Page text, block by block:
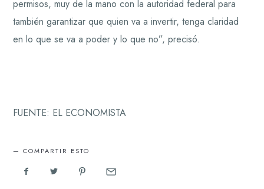
permisos, muy de la mano con la autoridad federal para
también garantizar que quien va a invertir, tenga claridad
en lo que se va a poder y lo que no”, precisó.
FUENTE: EL ECONOMISTA
COMPARTIR ESTO